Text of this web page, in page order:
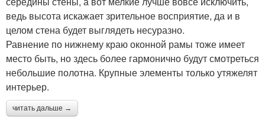
ведь высота искажает зрительное восприятие, да и в
целом стена будет выглядеть несуразно.
Равнение по нижнему краю оконной рамы тоже имеет
место быть, но здесь более гармонично будут смотреться
небольшие полотна. Крупные элементы только утяжелят
интерьер.
читать дальше →